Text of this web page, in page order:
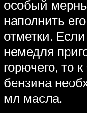
особый
наполнить
отметки.
немедля
горючего, то
бензина
мл масла.